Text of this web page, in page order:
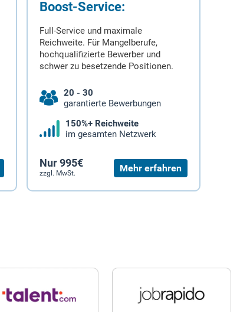
Boost-Service:
Full-Service und maximale
Reichweite. Für Mangelberufe,
hochqualifizierte Bewerber und
schwer zu besetzende Positionen.
20 - 30
garantierte Bewerbungen
150%+ Reichweite
im gesamten Netzwerk
Nur 995€
zzgl. MwSt. Mehr erfahren